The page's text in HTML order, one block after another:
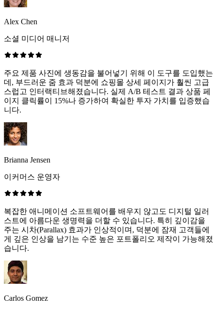
Alex Chen
소셜 미디어 매니저
주요 제품 사진에 생동감을 불어넣기 위해 이 도구를 도입했는
데, 부드러운 줌 효과 덕분에 쇼핑몰 상세 페이지가 훨씬 고급
스럽고 인터랙티브해졌습니다. 실제 A/B 테스트 결과 상품 페
이지 클릭률이 15%나 증가하여 확실한 투자 가치를 입증했습
니다.
Brianna Jensen
이커머스 운영자
복잡한 애니메이션 소프트웨어를 배우지 않고도 디지털 일러
스트에 아름다운 생명력을 더할 수 있습니다. 특히 깊이감을
주는 시차(Parallax) 효과가 인상적이며, 덕분에 잠재 고객들에
게 깊은 인상을 남기는 수준 높은 포트폴리오 제작이 가능해졌
습니다.
Carlos Gomez